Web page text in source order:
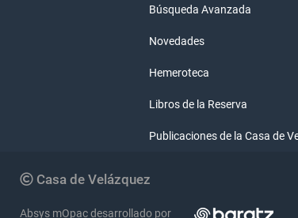
Búsqueda Avanzada
Novedades
Hemeroteca
Libros de la Reserva
Publicaciones de la Casa de
CopyrightCasa de Velázquez
Absys mOpac desarrollado por